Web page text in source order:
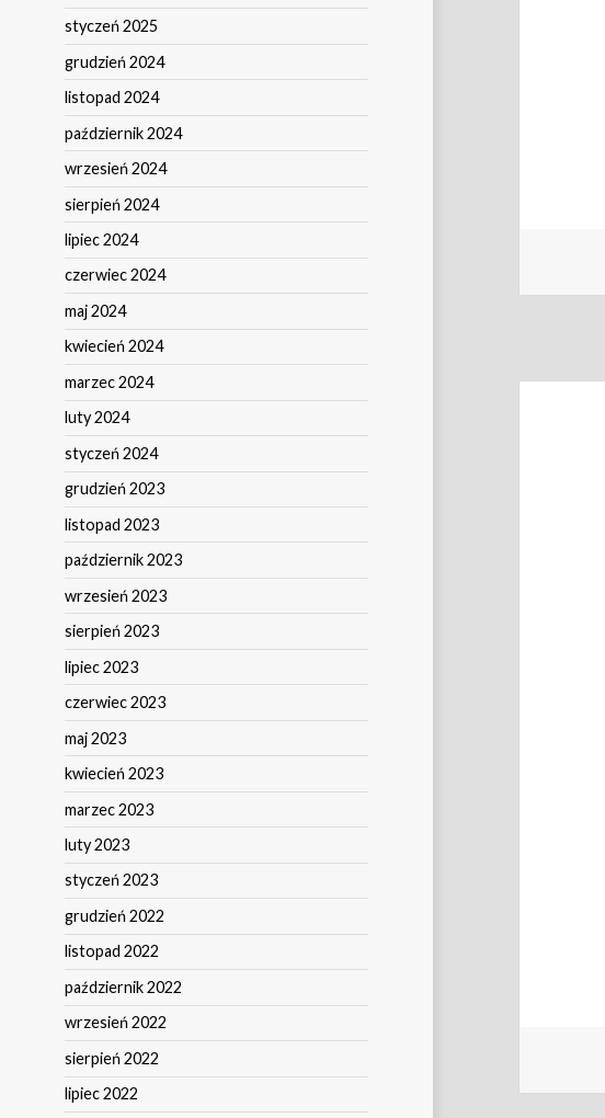
styczeń 2025
grudzień 2024
listopad 2024
październik 2024
wrzesień 2024
sierpień 2024
lipiec 2024
czerwiec 2024
maj 2024
kwiecień 2024
marzec 2024
luty 2024
styczeń 2024
grudzień 2023
listopad 2023
październik 2023
wrzesień 2023
sierpień 2023
lipiec 2023
czerwiec 2023
maj 2023
kwiecień 2023
marzec 2023
luty 2023
styczeń 2023
grudzień 2022
listopad 2022
październik 2022
wrzesień 2022
sierpień 2022
lipiec 2022